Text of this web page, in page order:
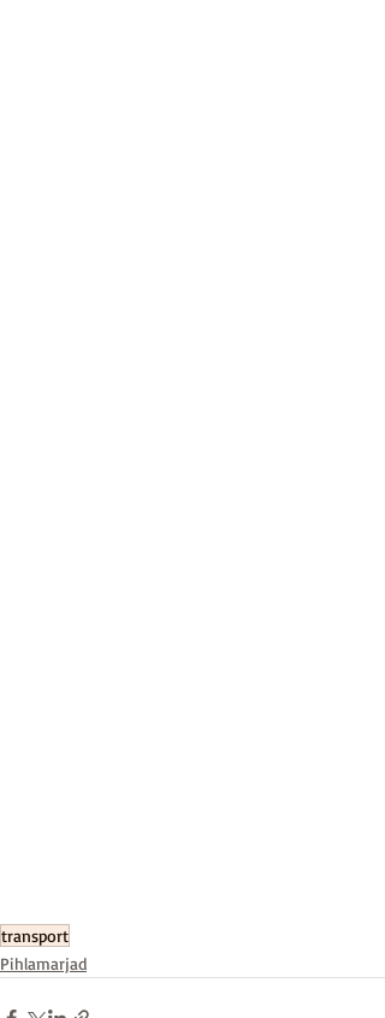
transport
Pihlamarjad